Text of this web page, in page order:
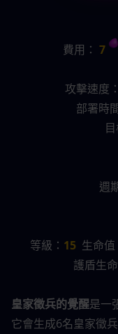
費用： 7
攻擊速度：
部署時
週
等級： 15 生命值
護盾生命
皇家徵兵的覺醒是一
它會生成6名皇家徵